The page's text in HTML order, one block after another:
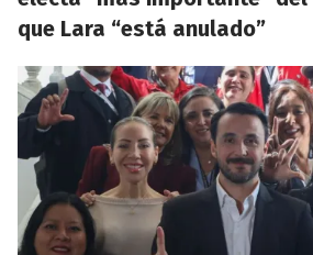
que Lara “está anulado”